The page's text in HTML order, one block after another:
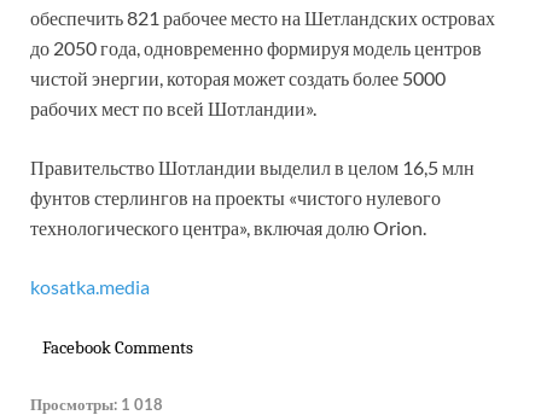
обеспечить 821 рабочее место на Шетландских островах
до 2050 года, одновременно формируя модель центров
чистой энергии, которая может создать более 5000
рабочих мест по всей Шотландии».
Правительство Шотландии выделил в целом 16,5 млн
фунтов стерлингов на проекты «чистого нулевого
технологического центра», включая долю Orion.
kosatka.media
Facebook Comments
Просмотры: 1 018